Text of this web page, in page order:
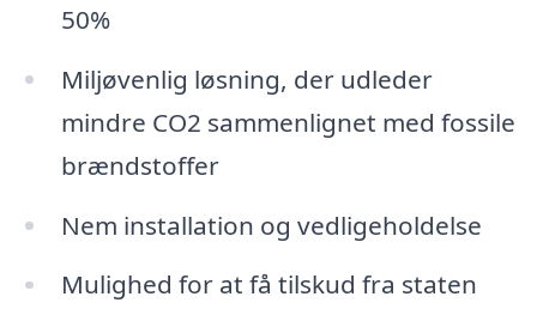
50%
Miljøvenlig løsning, der udleder
mindre CO2 sammenlignet med fossile
brændstoffer
Nem installation og vedligeholdelse
Mulighed for at få tilskud fra staten